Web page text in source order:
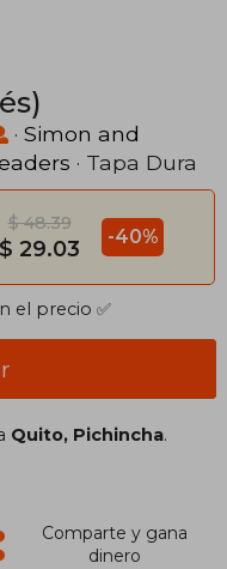
· Simon and
· Tapa Dura
$ 48.39
$ 29.03 -40%
el precio ✅
Quito, Pichincha.
Comparte y gana
dinero